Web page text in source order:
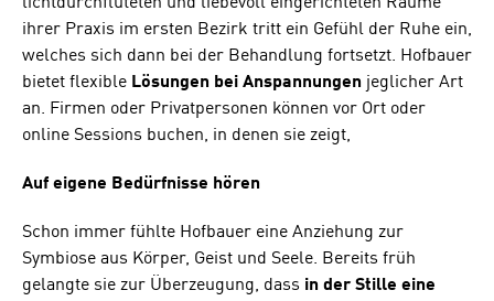
ihrer Praxis im ersten Bezirk tritt ein Gefühl der Ruhe ein,
welches sich dann bei der Behandlung fortsetzt. Hofbauer
bietet flexible Lösungen bei Anspannungen jeglicher Art
an. Firmen oder Privatpersonen können vor Ort oder
online Sessions buchen, in denen sie zeigt,
Auf eigene Bedürfnisse hören
Schon immer fühlte Hofbauer eine Anziehung zur
Symbiose aus Körper, Geist und Seele. Bereits früh
gelangte sie zur Überzeugung, dass in der Stille eine